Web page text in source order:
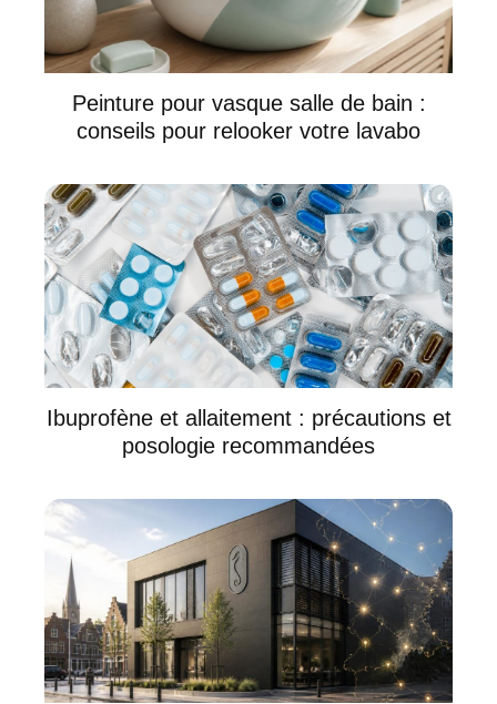
Peinture pour vasque salle de bain :
conseils pour relooker votre lavabo
Ibuprofène et allaitement : précautions et
posologie recommandées